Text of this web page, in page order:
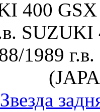
400
1989